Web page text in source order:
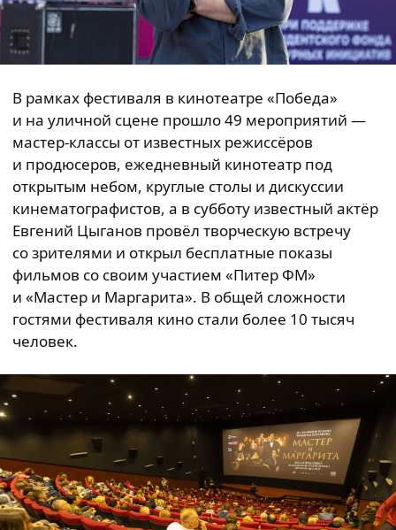
В рамках фестиваля в кинотеатре «Победа»
и на уличной сцене прошло 49 мероприятий —
мастер-классы от известных режиссёров
и продюсеров, ежедневный кинотеатр под
открытым небом, круглые столы и дискуссии
кинематографистов, а в субботу известный актёр
Евгений Цыганов провёл творческую встречу
со зрителями и открыл бесплатные показы
фильмов со своим участием «Питер ФМ»
и «Мастер и Маргарита». В общей сложности
гостями фестиваля кино стали более 10 тысяч
человек.